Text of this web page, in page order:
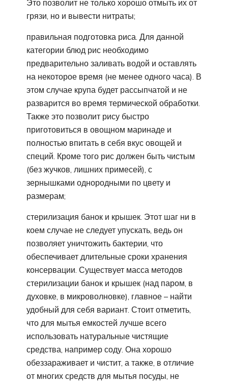
Это позволит не только хорошо отмыть их от
грязи, но и вывести нитраты;
правильная подготовка риса. Для данной
категории блюд рис необходимо
предварительно заливать водой и оставлять
на некоторое время (не менее одного часа). В
этом случае крупа будет рассыпчатой и не
разварится во время термической обработки.
Также это позволит рису быстро
приготовиться в овощном маринаде и
полностью впитать в себя вкус овощей и
специй. Кроме того рис должен быть чистым
(без жучков, лишних примесей), с
зернышками однородными по цвету и
размерам;
стерилизация банок и крышек. Этот шаг ни в
коем случае не следует упускать, ведь он
позволяет уничтожить бактерии, что
обеспечивает длительные сроки хранения
консервации. Существует масса методов
стерилизации банок и крышек (над паром, в
духовке, в микроволновке), главное – найти
удобный для себя вариант. Стоит отметить,
что для мытья емкостей лучше всего
использовать натуральные чистящие
средства, например соду. Она хорошо
обеззараживает и чистит, а также, в отличие
от многих средств для мытья посуды, не